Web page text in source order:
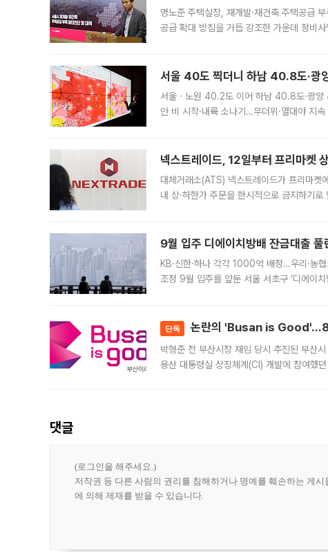
명노준 주택실장, 재개발·재건축 주택공급
공급 확대 방침을 거듭 강조한 가운데 정비
서울 40도 찍더니 하남 40.8도·
서울ㆍ노원 40.2도 이어 하남 40.8도·광
안 비 시작·내륙 소나기…무더위·열대야 지
넥스트레이드, 12일부터 프리마켓
대체거래소(ATS) 넥스트레이드가 프리마켓
내 상·하한가 주문을 한시적으로 금지하기
9월 입주 디에이치방배 잔금대출
KB·신한·하나 각각 1000억 배정…우리·농
조정 9월 입주를 앞둔 서울 서초구 ‘디에이
단독 논란의 'Busan is Good'…8
박형준 전 부산시장 재임 당시 추진된 부산
용산 대통령실 상징체계(CI) 개발에 참여했
댓글